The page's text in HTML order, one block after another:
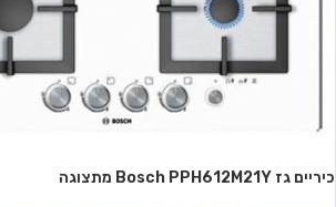
כיריים גז Bosch PPH612M21Y מתצוגה